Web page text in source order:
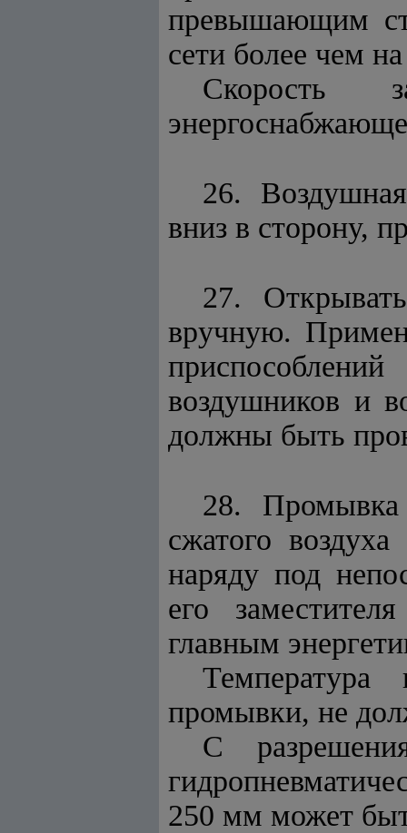
превышающим
сети более чем
Скорость
26.
вниз в сторону,
27.
вручную.
воздушников и
должны быть
28. Промывка
сжатого
наряду под
его
главным
Температура
промывки, не
С
250 мм может